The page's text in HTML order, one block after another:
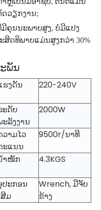
ດວຽກງານ;
ມີຄຸນນະພາບສູງ, ບໍ່ມີແປງ
ສິດທິພາບແມ່ນສູງກວ່າ 30%
ພັນ
ຮງດັນ 220-240V
ະດັບ
ະລັງງານ
2000W
ວາມໄວ
ະແນນ
9500r/ນາທີ
ຳໜັກ 4.3KGS
ປະກອນ
ສີມ
Wrench, ມືຈັບ
ຂ້າງ